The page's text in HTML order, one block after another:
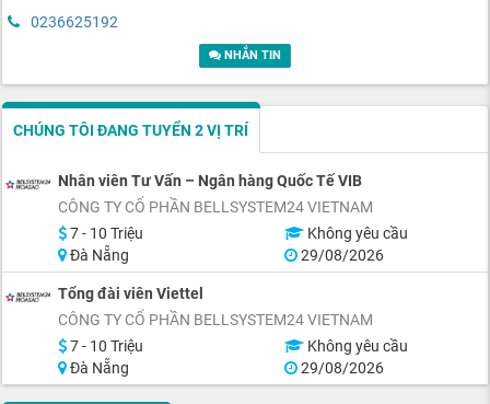
0236625192
NHẮN TIN
CHÚNG TÔI ĐANG TUYỂN 2 VỊ TRÍ
Nhân viên Tư Vấn – Ngân hàng Quốc Tế VIB
CÔNG TY CỔ PHẦN BELLSYSTEM24 VIETNAM
7 - 10 Triệu
Không yêu cầu
Đà Nẵng
29/08/2026
Tổng đài viên Viettel
CÔNG TY CỔ PHẦN BELLSYSTEM24 VIETNAM
7 - 10 Triệu
Không yêu cầu
Đà Nẵng
29/08/2026